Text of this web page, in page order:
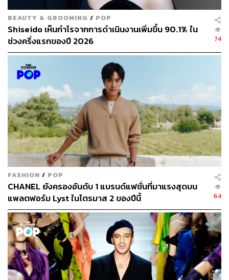
Drunk Elephant เปิดตัว Protini™ Polypeptide Cream
(Limited Edition) ครีมบำรุงผิวสูตรโปรตีนเข้มข้นที่ช่วย
ปรับสีผิว พื้นผิว และความยืดหยุ่นอย่างเห็นได้ชัด ผสาน
เปปไทด์ โกรทแฟกเตอร์ กรดอะมิโน และสารสกัดจาก
พิกมี่วอเตอร์ลิลลี่ เพื่อผิวที่ดูอ่อนเยาว์และสดใสตั้งแต่
การใช้ครั้งแรก อุดมไปด้วยโปรตีนและสารอาหารที่
ช่วยฟื้นฟูผิวให้แข็งแรง ลดเลือนริ้วรอย และรอยจาก
แสงแดด
BEAUTY & GROOMING / POP
Shiseido เห็นกำไรจากการดำเนินงานเพิ่มขึ้น 90.1% ใน
ช่วงครึ่งแรกของปี 2026
74
FASHION / POP
CHANEL ยังครองอันดับ 1 แบรนด์แฟชั่นที่มาแรงสุดบน
แพลตฟอร์ม Lyst ในไตรมาส 2 ของปีนี้
64